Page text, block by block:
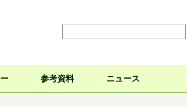
参考資料 ニュース